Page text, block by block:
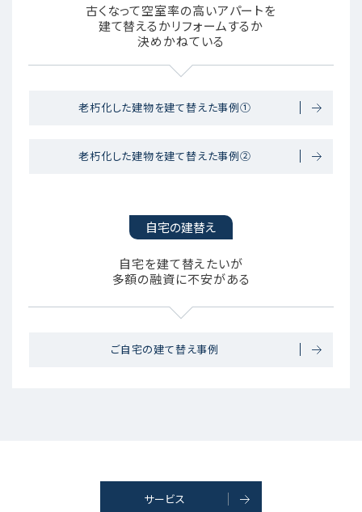
古くなって空室率の高いアパートを
建て替えるかリフォームするか
決めかねている
老朽化した建物を建て替えた事例①
老朽化した建物を建て替えた事例②
自宅の建替え
自宅を建て替えたいが
多額の融資に不安がある
ご自宅の建て替え事例
サービス